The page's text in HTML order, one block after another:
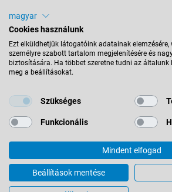
Magyarország -
© 2026 Leitz GmbH & Co.
Impresszum
Kapcsolat
Cookie-beállítások
magyar
Cookies használunk
Ezt elküldhetjük látogatóink adatainak elemzésére,
személyre szabott tartalom megjelenítésére és
biztosítására. Ha többet szeretne tudni az általunk
meg a beállításokat.
Szükséges
Funkcionális
Mindent elfogad
Beállítások mentése